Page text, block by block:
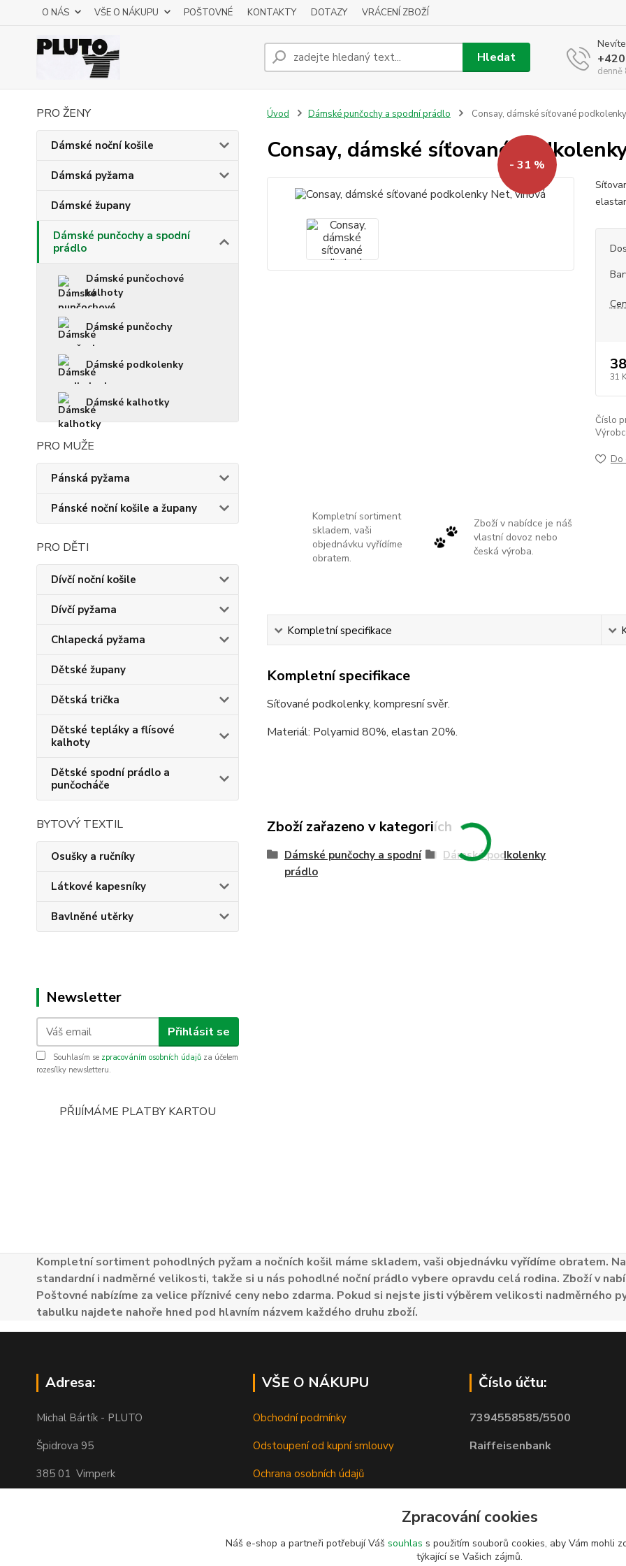
O NÁS VŠE O NÁKUPU POŠTOVNÉ KONTAKTY DOTAZY VRÁCENÍ ZBOŽÍ
Hledat
PRO ŽENY
Dámské noční košile
Dámská pyžama
Dámské župany
Dámské punčochy a spodní
prádlo
Dámské punčochové
kalhoty
Dámské punčochy
Dámské podkolenky
Dámské kalhotky
PRO MUŽE
Pánská pyžama
Pánské noční košile a župany
PRO DĚTI
Dívčí noční košile
Dívčí pyžama
Chlapecká pyžama
Dětské župany
Dětská trička
Dětské tepláky a flísové
kalhoty
Dětské spodní prádlo a
punčocháče
BYTOVÝ TEXTIL
Osušky a ručníky
Látkové kapesníky
Bavlněné utěrky
Newsletter
Přihlásit se
Souhlasím se zpracováním osobních údajů za účelem
rozesílky newsletteru.
PŘIJÍMÁME PLATBY KARTOU
Úvod Dámské punčochy a spodní prádlo Consay, dámské síťované
Consay, dámské síťované
- 31 %
31
Číslo
Do
Kompletní sortiment
skladem, vaši
objednávku vyřídíme
obratem.
Zboží v nabídce je náš
vlastní dovoz nebo
česká výroba.
Kompletní specifikace
Kompletní specifikace
Síťované podkolenky, kompresní svěr.
Materiál: Polyamid 80%, elastan 20%.
Zboží zařazeno v kategoriích
Dámské punčochy a spodní
prádlo
Dámské podkolenky
Kompletní sortiment pohodlných pyžam a nočních košil máme skladem, vaši objednávku vyřídíme obratem.
standardní i nadměrné velikosti, takže si u nás pohodlné noční prádlo vybere opravdu celá rodina. Zboží v
Poštovné nabízíme za velice příznivé ceny nebo zdarma. Pokud si nejste jisti výběrem velikosti nadměrného
tabulku najdete nahoře hned pod hlavním názvem každého druhu zboží.
Adresa:
Michal Bártík - PLUTO
Špidrova 95
385 01 Vimperk
VŠE O NÁKUPU
Obchodní podmínky
Odstoupení od kupní smlouvy
Ochrana osobních údajů
Číslo účtu:
7394558585/5500
Raiffeisenbank
Zpracování cookies
Náš e-shop a partneři potřebují Váš souhlas s použitím souborů cookies, aby Vám mohli
týkající se Vašich zájmů.